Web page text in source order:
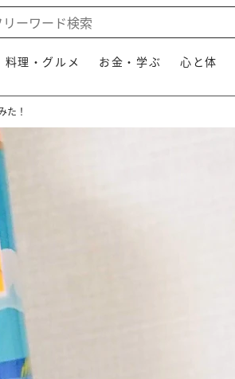
料理・グルメ お金・学ぶ 心と体
た！